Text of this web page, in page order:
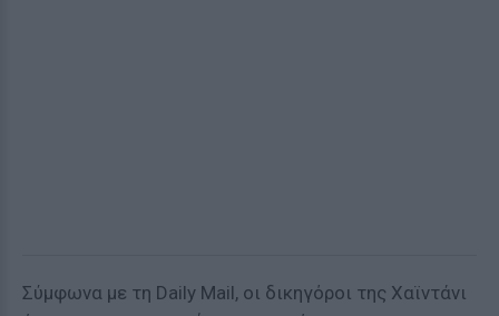
Σύμφωνα με τη Daily Mail, οι δικηγόροι της Χαϊντάνι